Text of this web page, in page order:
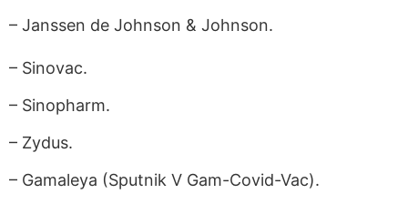
– Janssen de Johnson & Johnson.
– Sinovac.
– Sinopharm.
– Zydus.
– Gamaleya (Sputnik V Gam-Covid-Vac).